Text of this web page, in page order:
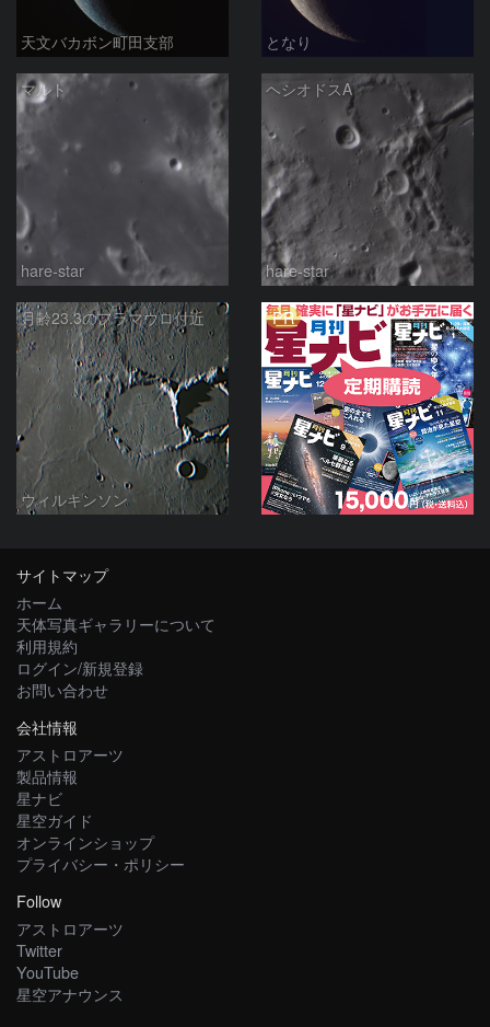
天文バカボン町田支部 となり
マルト
hare-star
ヘシオドスA
hare-star
月齢23.3のフラマウロ付近
ウィルキンソン
PR
サイトマップ
ホーム
天体写真ギャラリーについて
利用規約
ログイン/新規登録
お問い合わせ
会社情報
アストロアーツ
製品情報
星ナビ
星空ガイド
オンラインショップ
プライバシー・ポリシー
Follow
アストロアーツ
Twitter
YouTube
星空アナウンス